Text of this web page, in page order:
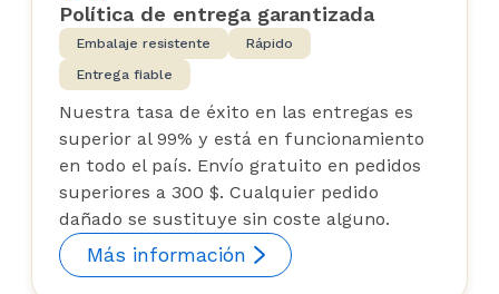
Política de entrega garantizada
Embalaje resistente
Rápido
Entrega fiable
Nuestra tasa de éxito en las entregas es
superior al 99% y está en funcionamiento
en todo el país. Envío gratuito en pedidos
superiores a 300 $. Cualquier pedido
dañado se sustituye sin coste alguno.
Más información